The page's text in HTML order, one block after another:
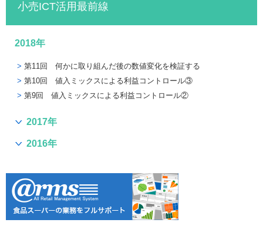
小売ICT活用最前線
2018年
第11回 何かに取り組んだ後の数値変化を検証する
第10回 値入ミックスによる利益コントロール③
第9回 値入ミックスによる利益コントロール②
2017年
2016年